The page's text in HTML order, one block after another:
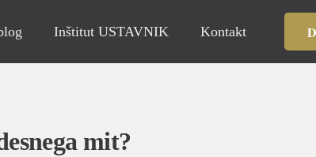
Inštitut USTAVNIK Kontakt
mit?